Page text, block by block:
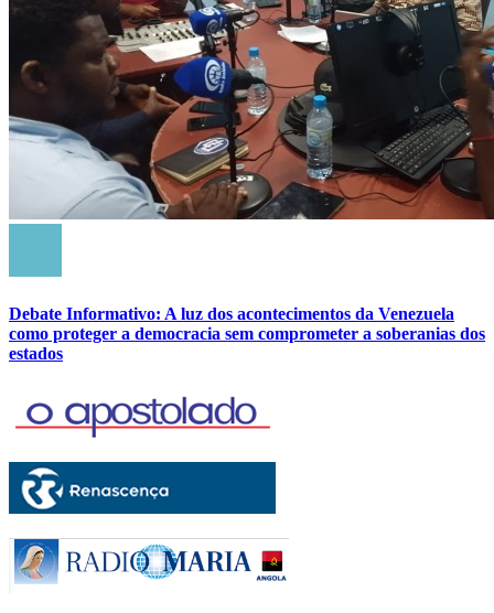
Debate Informativo: A luz dos acontecimentos da Venezuela
como proteger a democracia sem comprometer a soberanias dos
estados